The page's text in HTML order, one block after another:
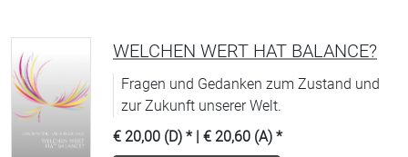
WELCHEN WERT HAT BALANCE?
Fragen und Gedanken zum Zustand und
zur Zukunft unserer Welt.
€ 20,00 (D) * | € 20,60 (A) *